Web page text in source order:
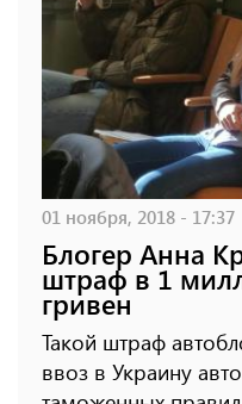
01 ноября, 2018 - 17:37
Блогер Анна
штраф в 1
гривен
Такой штраф
ввоз в Украину